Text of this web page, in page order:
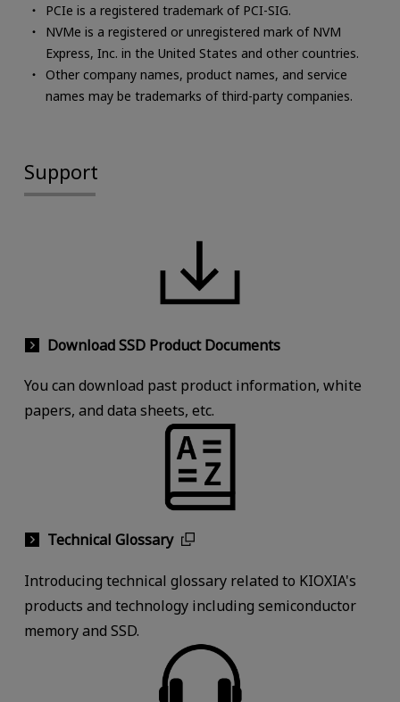
PCIe is a registered trademark of PCI-SIG.
NVMe is a registered or unregistered mark of NVM
Express, Inc. in the United States and other countries.
Other company names, product names, and service
names may be trademarks of third-party companies.
Support
Download SSD Product Documents
You can download past product information, white
papers, and data sheets, etc.
Technical Glossary
Introducing technical glossary related to KIOXIA's
products and technology including semiconductor
memory and SSD.